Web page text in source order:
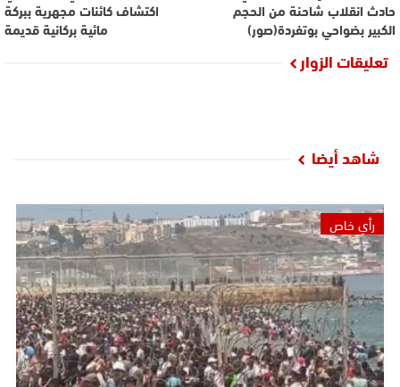
حادث انقلاب شاحنة من الحجم
الكبير بضواحي بوتفردة(صور)
اكتشاف كائنات مجهرية ببركة
مائية بركانية قديمة
تعليقات الزوار
شاهد أيضا
رأي خاص